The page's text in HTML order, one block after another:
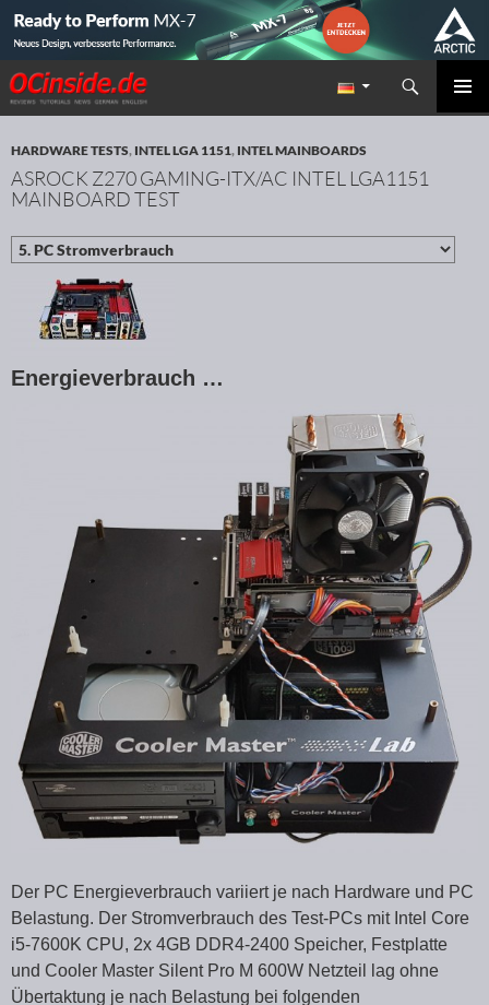
Redaktion ocinside.de PC Hardware Portal
Suchen
ZUM INHALT SPRINGEN
HARDWARE TESTS, INTEL LGA 1151, INTEL MAINBOARDS
ASROCK Z270 GAMING-ITX/AC INTEL LGA1151
MAINBOARD TEST
Energieverbrauch …
Der PC Energieverbrauch variiert je nach Hardware und PC
Belastung. Der Stromverbrauch des Test-PCs mit Intel Core
i5-7600K CPU, 2x 4GB DDR4-2400 Speicher, Festplatte
und Cooler Master Silent Pro M 600W Netzteil lag ohne
Übertaktung je nach Belastung bei folgenden